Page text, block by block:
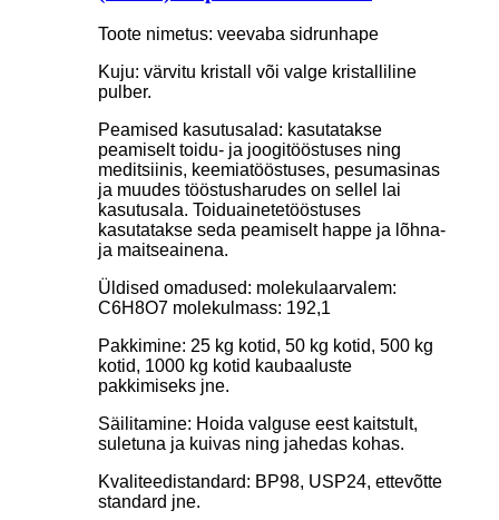
Toote nimetus: veevaba sidrunhape
Kuju: värvitu kristall või valge kristalliline
pulber.
Peamised kasutusalad: kasutatakse
peamiselt toidu- ja joogitööstuses ning
meditsiinis, keemiatööstuses, pesumasinas
ja muudes tööstusharudes on sellel lai
kasutusala. Toiduainetetööstuses
kasutatakse seda peamiselt happe ja lõhna-
ja maitseainena.
Üldised omadused: molekulaarvalem:
C6H8O7 molekulmass: 192,1
Pakkimine: 25 kg kotid, 50 kg kotid, 500 kg
kotid, 1000 kg kotid kaubaaluste
pakkimiseks jne.
Säilitamine: Hoida valguse eest kaitstult,
suletuna ja kuivas ning jahedas kohas.
Kvaliteedistandard: BP98, USP24, ettevõtte
standard jne.